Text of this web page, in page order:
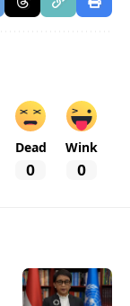
Dead
0
Wink
0